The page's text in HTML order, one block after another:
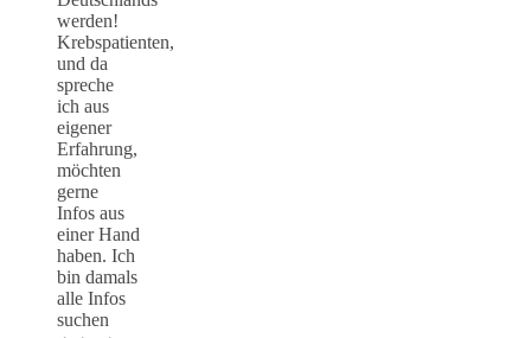
werden!
Krebspatienten,
und da
spreche
ich aus
eigener
Erfahrung,
möchten
gerne
Infos aus
einer Hand
haben. Ich
bin damals
alle Infos
suchen